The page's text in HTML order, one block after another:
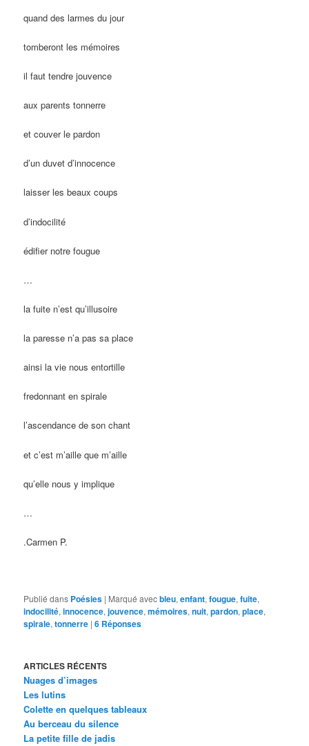
quand des larmes du jour
tomberont les mémoires
il faut tendre jouvence
aux parents tonnerre
et couver le pardon
d’un duvet d’innocence
laisser les beaux coups
d’indocilité
édifier notre fougue
…
la fuite n’est qu’illusoire
la paresse n’a pas sa place
ainsi la vie nous entortille
fredonnant en spirale
l’ascendance de son chant
et c’est m’aille que m’aille
qu’elle nous y implique
…
.Carmen P.
Publié dans Poésies | Marqué avecbleu,enfant,fougue,fuite,
indocilité,innocence,jouvence,mémoires,nuit,pardon,place,
spirale,tonnerre |6 Réponses
ARTICLES RÉCENTS
Nuages d’images
Les lutins
Colette en quelques tableaux
Au berceau du silence
La petite fille de jadis